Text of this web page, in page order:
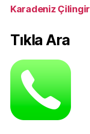
Karadeniz Çilingir
Tıkla Ara